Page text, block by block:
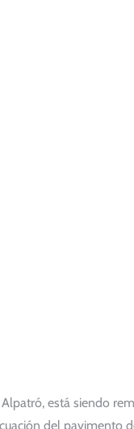
está siendo
del pavimento